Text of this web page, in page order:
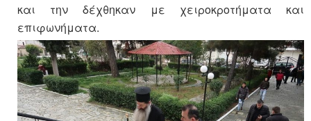
και την δέχθηκαν με χειροκροτήματα και
επιφωνήματα.